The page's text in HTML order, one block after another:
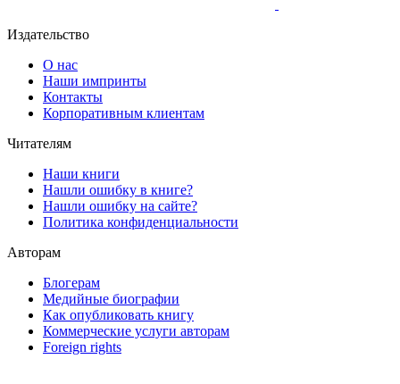
Издательство
О нас
Наши импринты
Контакты
Корпоративным клиентам
Читателям
Наши книги
Нашли ошибку в книге?
Нашли ошибку на сайте?
Политика конфиденциальности
Авторам
Блогерам
Медийные биографии
Как опубликовать книгу
Коммерческие услуги авторам
Foreign rights